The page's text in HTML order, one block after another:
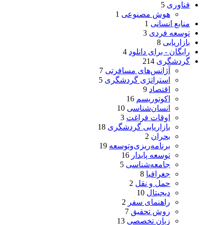
فناوری 5
هوش مصنوعی 1
منابع انسانی 1
توسعه فردی 3
بازاریابی 8
رایگان - برای دانلود 4
گردشگری 214
آژانس‌های مسافرتی 7
استراتژی گردشگری 5
اقتصاد 9
اکوتوریسم 16
انسان‌شناسی 10
اوقات فراغت 3
بازاریابی گردشگری 18
بحران 2
برنامه‌ریزی‌وتوسعه 19
توسعه پایدار 16
جامعه‌شناسی 5
جغرافیا 8
حمل و نقل 2
دیجیتال 10
راهنمای سفر 2
روش تحقیق 7
زبان تخصصی 13